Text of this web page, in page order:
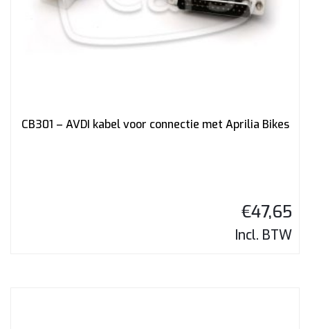
CB301 – AVDI kabel voor connectie met Aprilia Bikes
€47,65
Incl. BTW